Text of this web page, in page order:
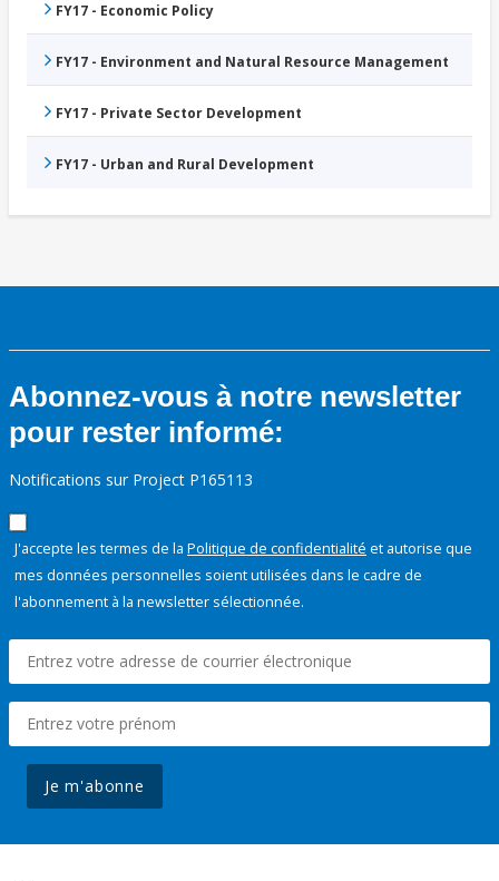
FY17 - Economic Policy
FY17 - Environment and Natural Resource Management
FY17 - Private Sector Development
FY17 - Urban and Rural Development
Abonnez-vous à notre newsletter
pour rester informé:
Notifications sur Project P165113
J'accepte les termes de la Politique de confidentialité et autorise que
mes données personnelles soient utilisées dans le cadre de
l'abonnement à la newsletter sélectionnée.
Je m'abonne